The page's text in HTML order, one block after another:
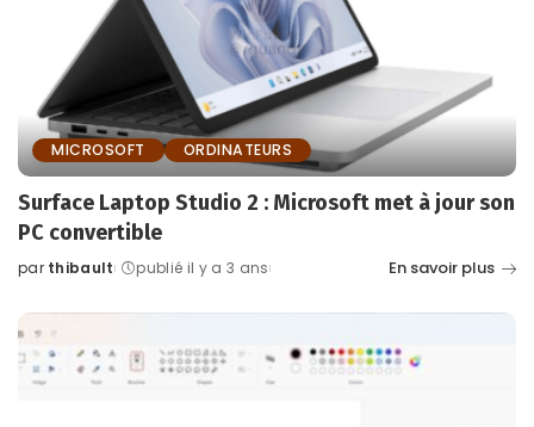
MICROSOFT ORDINATEURS
Surface Laptop Studio 2 : Microsoft met à jour son
PC convertible
Posted
par thibault publié il y a 3 ans En savoir plus